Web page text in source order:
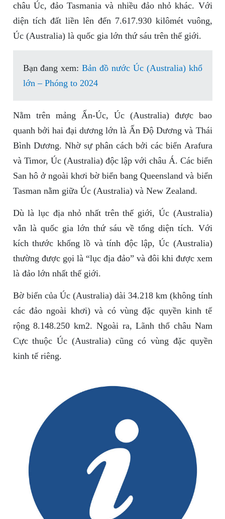
châu Úc, đảo Tasmania và nhiều đảo nhỏ khác. Với
diện tích đất liền lên đến 7.617.930 kilômét vuông,
Úc (Australia) là quốc gia lớn thứ sáu trên thế giới.
Bạn đang xem:Bản đồ nước Úc (Australia) khổ
lớn – Phóng to 2024
Nằm trên mảng Ấn-Úc, Úc (Australia) được bao
quanh bởi hai đại dương lớn là Ấn Độ Dương và Thái
Bình Dương. Nhờ sự phân cách bởi các biển Arafura
và Timor, Úc (Australia) độc lập với châu Á. Các biển
San hô ở ngoài khơi bờ biển bang Queensland và biển
Tasman nằm giữa Úc (Australia) và New Zealand.
Dù là lục địa nhỏ nhất trên thế giới, Úc (Australia)
vẫn là quốc gia lớn thứ sáu về tổng diện tích. Với
kích thước khổng lồ và tính độc lập, Úc (Australia)
thường được gọi là “lục địa đảo” và đôi khi được xem
là đảo lớn nhất thế giới.
Bờ biển của Úc (Australia) dài 34.218 km (không tính
các đảo ngoài khơi) và có vùng đặc quyền kinh tế
rộng 8.148.250 km2. Ngoài ra, Lãnh thổ châu Nam
Cực thuộc Úc (Australia) cũng có vùng đặc quyền
kinh tế riêng.